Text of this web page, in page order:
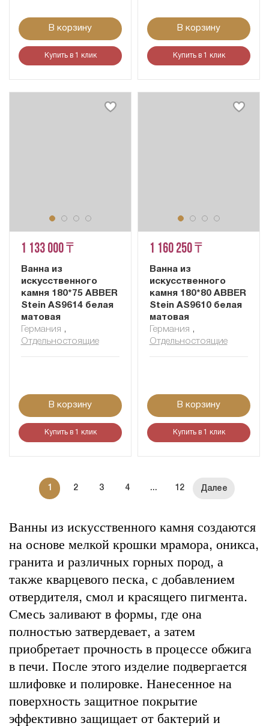
В корзину
Купить в 1 клик
В корзину
Купить в 1 клик
1 133 000 ₸
Ванна из
искусственного
камня 180*75 ABBER
Stein AS9614 белая
матовая
Германия ,
Отдельностоящие
В корзину
Купить в 1 клик
1 160 250 ₸
Ванна из
искусственного
камня 180*80 ABBER
Stein AS9610 белая
матовая
Германия ,
Отдельностоящие
В корзину
Купить в 1 клик
1 2 3 4 ... 12
Ванны из искусственного камня создаются
на основе мелкой крошки мрамора, оникса,
гранита и различных горных пород, а
также кварцевого песка, с добавлением
отвердителя, смол и красящего пигмента.
Смесь заливают в формы, где она
полностью затвердевает, а затем
приобретает прочность в процессе обжига
в печи. После этого изделие подвергается
шлифовке и полировке. Нанесенное на
поверхность защитное покрытие
эффективно защищает от бактерий и